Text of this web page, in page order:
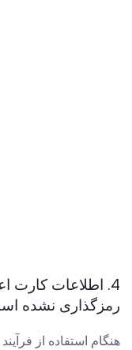
4. اطلاعات کارت
رمزگذاری نشده
هنگام استفاده از